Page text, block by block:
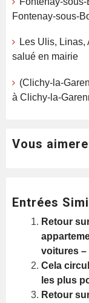
Fontenay-sous-
Les Ulis, Linas,
salué en mairie
(Clichy-la-
à Clichy-la-
Vous
Entrées
Retour
voitures –
Cela
les plus
Retour